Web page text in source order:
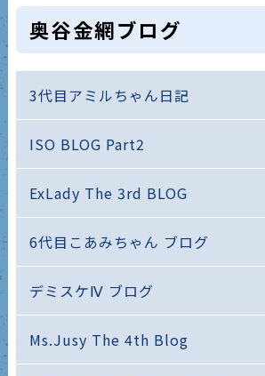
奥谷金網ブログ
3代目アミルちゃん日記
ISO BLOG Part2
ExLady The 3rd BLOG
6代目こあみちゃん ブログ
デミスケⅣ ブログ
Ms.Jusy The 4th Blog